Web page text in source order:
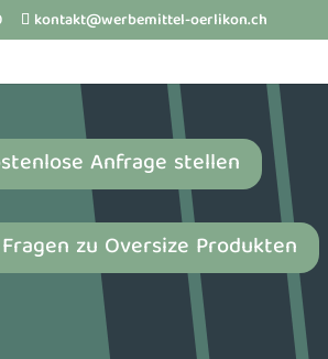
kontakt@werbemittel-oerlikon.ch
Anfrage stellen
zu Oversize Produkten